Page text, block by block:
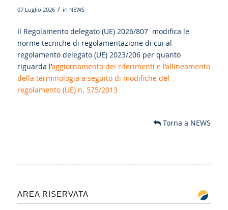
07 Luglio 2026 / in NEWS
Il Regolamento delegato (UE) 2026/807 modifica le
norme tecniche di regolamentazione di cui al
regolamento delegato (UE) 2023/206 per quanto
riguarda l’aggiornamento dei riferimenti e l’allineamento
della terminologia a seguito di modifiche del
regolamento (UE) n. 575/2013
Torna a NEWS
AREA RISERVATA